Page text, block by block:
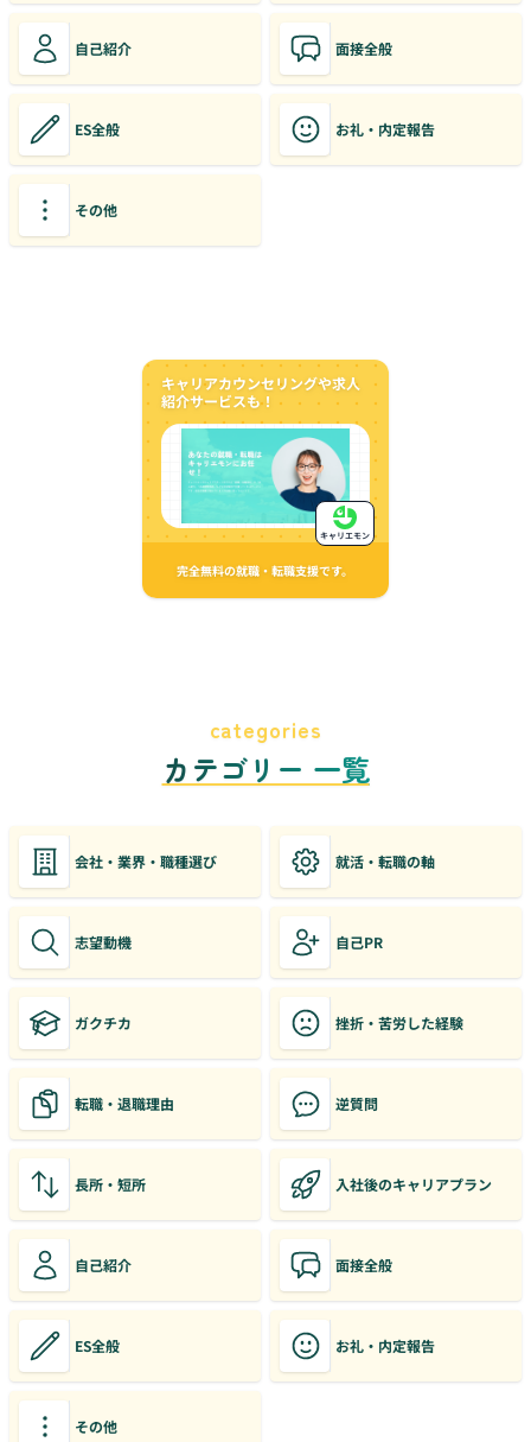
自己紹介 面接全般
ES全般 お礼・内定報告
その他
キャリアカウンセリングや求人
紹介サービスも！
完全無料の就職・転職支援です。
キャリエモン
categories
カテゴリー 一覧
会社・業界・職種選び 就活・転職の軸
志望動機 自己PR
ガクチカ 挫折・苦労した経験
転職・退職理由 逆質問
長所・短所 入社後のキャリアプラン
自己紹介 面接全般
ES全般 お礼・内定報告
その他